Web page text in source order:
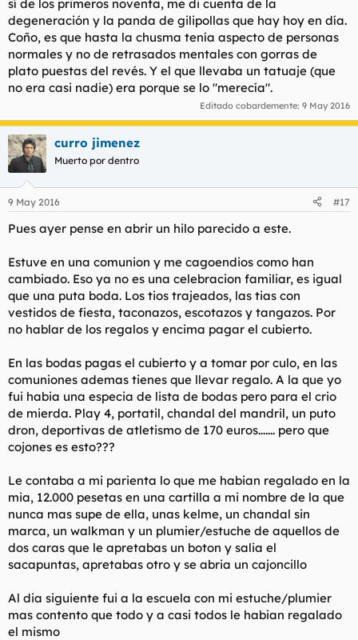
sí de los primeros noventa, me di cuenta de la
degeneración y la panda de gilipollas que hay hoy en día.
Coño, es que hasta la chusma tenía aspecto de personas
normales y no de retrasados mentales con gorras de
plato puestas del revés. Y el que llevaba un tatuaje (que
no era casi nadie) era porque se lo "merecía".
Editado cobardemente: 9 May 2016
curro jimenez
Muerto por dentro
9 May 2016 #17
Pues ayer pense en abrir un hilo parecido a este.
Estuve en una comunion y me cagoendios como han
cambiado. Eso ya no es una celebracion familiar, es igual
que una puta boda. Los tios trajeados, las tias con
vestidos de fiesta, taconazos, escotazos y tangazos. Por
no hablar de los regalos y encima pagar el cubierto.
En las bodas pagas el cubierto y a tomar por culo, en las
comuniones ademas tienes que llevar regalo. A la que yo
fui habia una especia de lista de bodas pero para el crio
de mierda. Play 4, portatil, chandal del mandril, un puto
dron, deportivas de atletismo de 170 euros....... pero que
cojones es esto???
Le contaba a mi parienta lo que me habian regalado en la
mia, 12.000 pesetas en una cartilla a mi nombre de la que
nunca mas supe de ella, unas kelme, un chandal sin
marca, un walkman y un plumier/estuche de aquellos de
dos caras que le apretabas un boton y salia el
sacapuntas, apretabas otro y se abria un cajoncillo
Al dia siguiente fui a la escuela con mi estuche/plumier
mas contento que todo y a casi todos le habian regalado
el mismo